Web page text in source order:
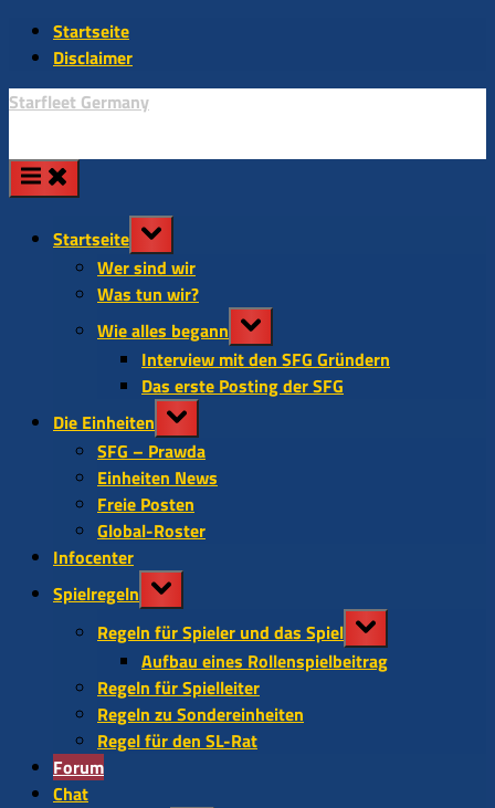
Skip
content
Startseite
Disclaimer
Starfleet Germany
Startseite Toggle
sub-
menu
Wer sind wir
Was tun wir?
Wie alles begann Toggle
sub-
menu
Interview mit den SFG Gründern
Das erste Posting der SFG
Die Einheiten Toggle
sub-
menu
SFG – Prawda
Einheiten News
Freie Posten
Global-Roster
Infocenter
Spielregeln Toggle
sub-
menu
Regeln für Spieler und das Spiel Toggle
sub-
menu
Aufbau eines Rollenspielbeitrag
Regeln für Spielleiter
Regeln zu Sondereinheiten
Regel für den SL-Rat
Forum
Chat